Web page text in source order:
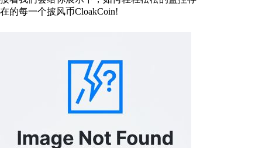
在的每一个披风币CloakCoin!